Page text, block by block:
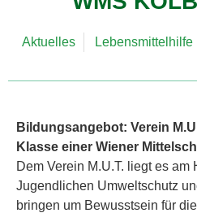
Aktuelles Lebensmittelhilfe
Bildungsangebot: Verein
Klasse einer Wiener
Dem Verein M.U.T. liegt es am
Jugendlichen Umweltschutz
bringen um Bewusstsein für